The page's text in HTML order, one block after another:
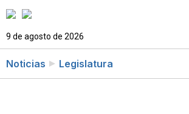
9 de agosto de 2026
Noticias Legislatura